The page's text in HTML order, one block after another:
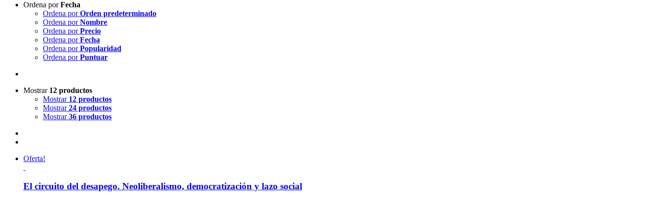
Ordena porFecha
Ordena porOrden predeterminado
Ordena porNombre
Ordena porPrecio
Ordena porFecha
Ordena porPopularidad
Ordena porPuntuar
Mostrar 12 productos
Mostrar 12 productos
Mostrar24 productos
Mostrar36 productos
Oferta!
El circuito del desapego. Neoliberalismo, democratización y lazo social